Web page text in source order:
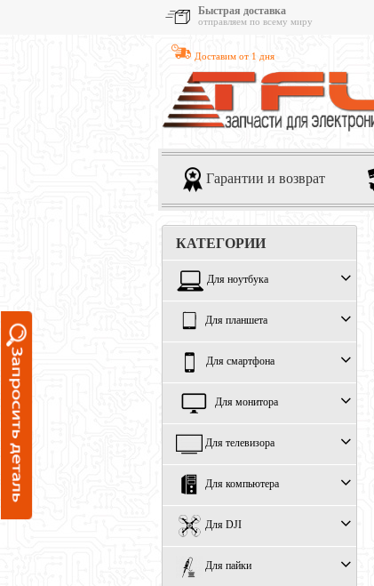
Быстрая доставка
отправляем по всему миру
Доставим от 1 дня
Гарантии и возврат
КАТЕГОРИИ
Для ноутбука
Для планшета
Для смартфона
Для монитора
Для телевизора
Для компьютера
Для DJI
Для пайки